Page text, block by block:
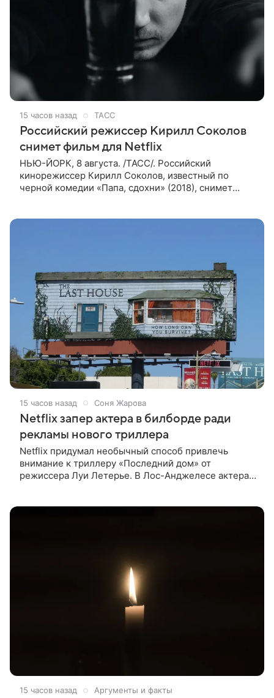
15 часов назад ТАСС
Российский режиссер Кирилл Соколов
снимет фильм для Netflix
НЬЮ-ЙОРК, 8 августа. /ТАСС/. Российский
кинорежиссер Кирилл Соколов, известный по
черной комедии «Папа, сдохни» (2018), снимет
15 часов назад Соня Жарова
Netflix запер актера в билборде ради
рекламы нового триллера
Netflix придумал необычный способ привлечь
внимание к триллеру «Последний дом» от
режиссера Луи Летерье. В Лос-Анджелесе актера
15 часов назад Аргументы и факты